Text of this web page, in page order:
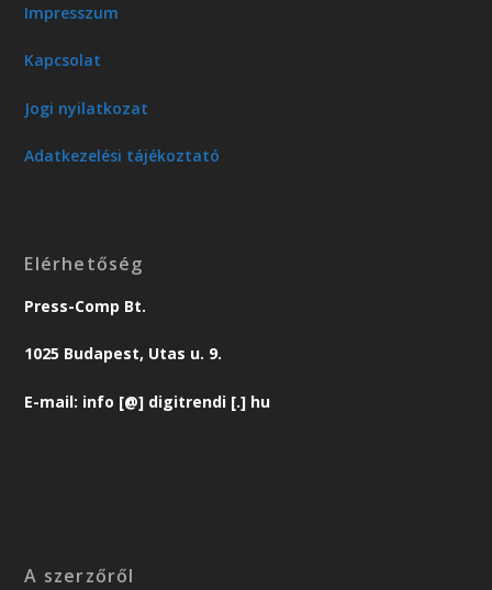
Impresszum
Kapcsolat
Jogi nyilatkozat
Adatkezelési tájékoztató
Elérhetőség
Press-Comp Bt.
1025 Budapest, Utas u. 9.
E-mail: info [@] digitrendi [.] hu
A szerzőről